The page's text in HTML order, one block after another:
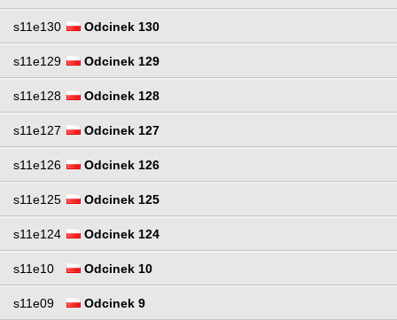
s11e130 Odcinek 130
s11e129 Odcinek 129
s11e128 Odcinek 128
s11e127 Odcinek 127
s11e126 Odcinek 126
s11e125 Odcinek 125
s11e124 Odcinek 124
s11e10 Odcinek 10
s11e09 Odcinek 9